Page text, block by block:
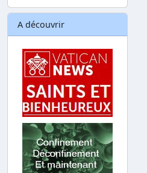
A découvrir